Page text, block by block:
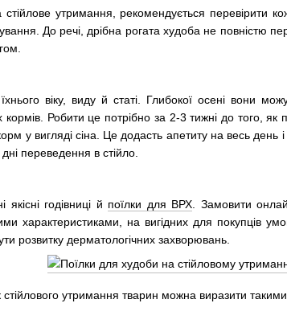
утримання, рекомендується перевірити
До речі, дрібна рогата худоба не повністю
віку, виду й статі. Глибокої осені вони
кормів. Робити це потрібно за 2-3 тижні до того,
у вигляді сіна. Це додасть апетиту на весь день і
переведення в стійло.
годівниці й поїлки для ВРХ . Замовити
характеристиками, на вигідних для покупців
розвитку дерматологічних захворювань.
утримання тварин можна виразити